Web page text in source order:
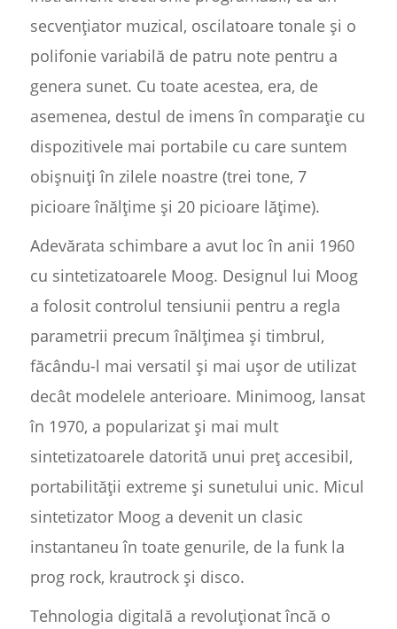
secvențiator muzical, oscilatoare tonale și o
polifonie variabilă de patru note pentru a
genera sunet. Cu toate acestea, era, de
asemenea, destul de imens în comparație cu
dispozitivele mai portabile cu care suntem
obișnuiți în zilele noastre (trei tone, 7
picioare înălțime și 20 picioare lățime).
Adevărata schimbare a avut loc în anii 1960
cu sintetizatoarele Moog. Designul lui Moog
a folosit controlul tensiunii pentru a regla
parametrii precum înălțimea și timbrul,
făcându-l mai versatil și mai ușor de utilizat
decât modelele anterioare. Minimoog, lansat
în 1970, a popularizat și mai mult
sintetizatoarele datorită unui preț accesibil,
portabilității extreme și sunetului unic. Micul
sintetizator Moog a devenit un clasic
instantaneu în toate genurile, de la funk la
prog rock, krautrock și disco.
Tehnologia digitală a revoluționat încă o